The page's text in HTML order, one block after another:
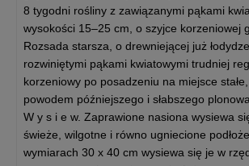
8 tygodni rośliny z zawiązanymi pąkami
wysokości 15–25 cm, o szyjce korzeniowej
Rozsada starsza, o drewniejącej już
rozwiniętymi pąkami kwiatowymi trudniej
korzeniowy po posadzeniu na miejsce
powodem późniejszego i słabszego
W y s i e w. Zaprawione nasiona wysiewa
świeże, wilgotne i równo ugniecione
wymiarach 30 x 40 cm wysiewa się je w